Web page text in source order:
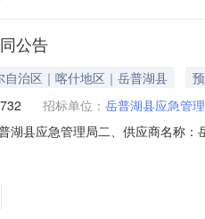
公告
自治区｜喀什地区｜岳普湖县
招标单位： 岳普湖县应急管
湖县应急管理局二、供应商名称
况：七、其它事项：详见附件中